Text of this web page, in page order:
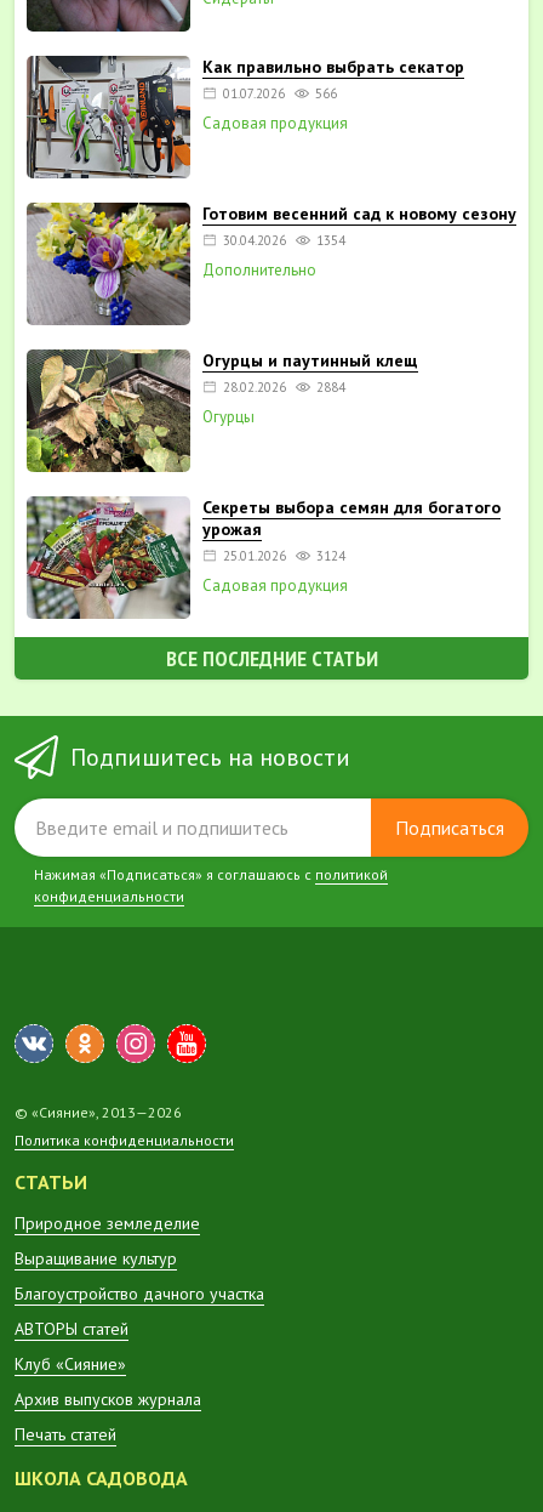
Как правильно выбрать секатор
01.07.2026 566
Садовая продукция
Готовим весенний сад к новому сезону
30.04.2026 1354
Дополнительно
Огурцы и паутинный клещ
28.02.2026 2884
Огурцы
Секреты выбора семян для богатого
урожая
25.01.2026 3124
Садовая продукция
ВСЕ ПОСЛЕДНИЕ СТАТЬИ
Подпишитесь на новости
Подписаться
Нажимая «Подписаться» я соглашаюсь с политикой
конфиденциальности
© «Сияние», 2013—2026
Политика конфиденциальности
СТАТЬИ
Природное земледелие
Выращивание культур
Благоустройство дачного участка
АВТОРЫ статей
Клуб «Сияние»
Архив выпусков журнала
Печать статей
ШКОЛА САДОВОДА